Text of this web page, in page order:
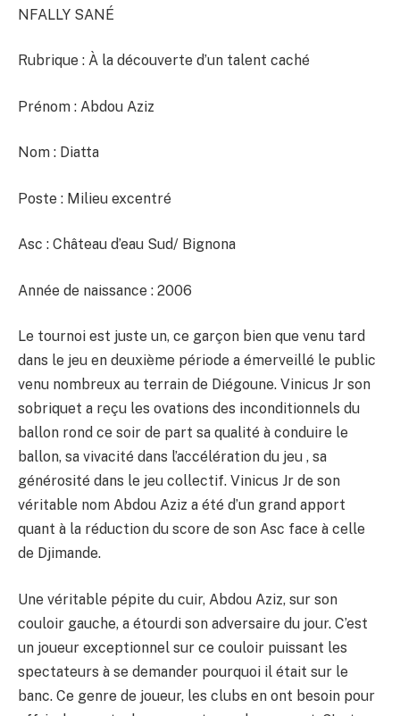
NFALLY SANÉ
Rubrique : À la découverte d’un talent caché
Prénom : Abdou Aziz
Nom : Diatta
Poste : Milieu excentré
Asc : Château d’eau Sud/ Bignona
Année de naissance : 2006
Le tournoi est juste un, ce garçon bien que venu tard
dans le jeu en deuxième période a émerveillé le public
venu nombreux au terrain de Diégoune. Vinicus Jr son
sobriquet a reçu les ovations des inconditionnels du
ballon rond ce soir de part sa qualité à conduire le
ballon, sa vivacité dans l’accélération du jeu , sa
générosité dans le jeu collectif. Vinicus Jr de son
véritable nom Abdou Aziz a été d’un grand apport
quant à la réduction du score de son Asc face à celle
de Djimande.
Une véritable pépite du cuir, Abdou Aziz, sur son
couloir gauche, a étourdi son adversaire du jour. C’est
un joueur exceptionnel sur ce couloir puissant les
spectateurs à se demander pourquoi il était sur le
banc. Ce genre de joueur, les clubs en ont besoin pour